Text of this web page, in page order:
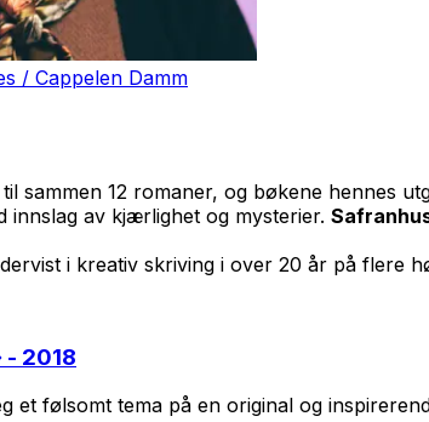
/ Cappelen Damm
sammen 12 romaner, og bøkene hennes
innslag av kjærlighet og mysterier.
i kreativ skriving i over 20 år på flere
- 2018
et følsomt tema på en original og